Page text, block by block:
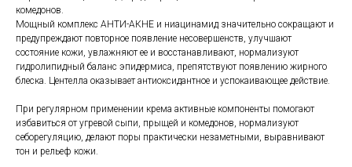
комедонов.
Мощный комплекс АНТИ-АКНЕ и ниацинамид значительно сокращают и
предупреждают повторное появление несовершенств, улучшают
состояние кожи, увлажняют ее и восстанавливают, нормализуют
гидролипидный баланс эпидермиса, препятствуют появлению жирного
блеска. Центелла оказывает антиоксидантное и успокаивающее действие.
При регулярном применении крема активные компоненты помогают
избавиться от угревой сыпи, прыщей и комедонов, нормализуют
себорегуляцию, делают поры практически незаметными, выравнивают
тон и рельеф кожи.